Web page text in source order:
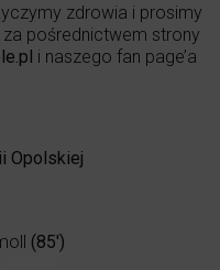
zdrowia i prosimy
pośrednictwem strony
i naszego fan page’a
Opolskiej
(85′)